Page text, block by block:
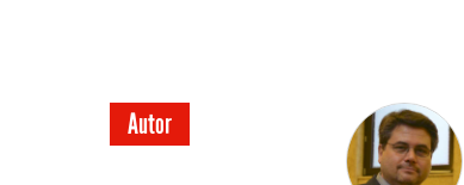
Überschrift
Autor